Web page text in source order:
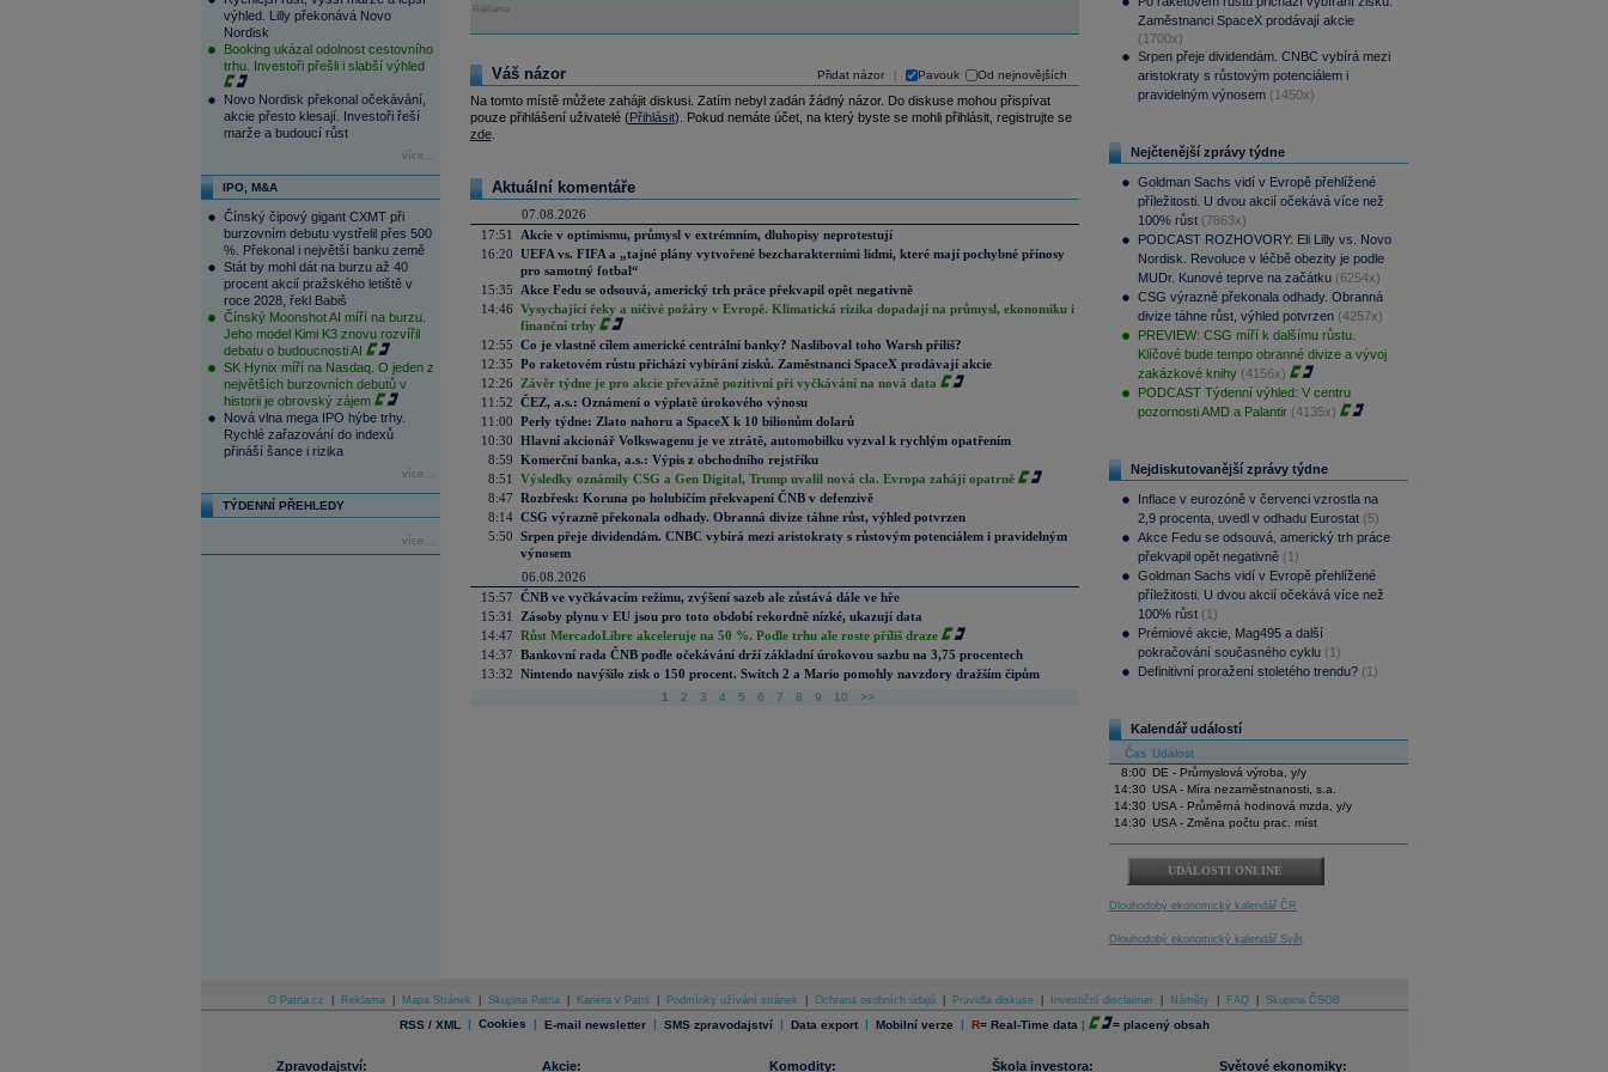
výhled. Lilly překonává Novo
Nordisk
Booking ukázal odolnost cestovního
trhu. Investoři přešli i slabší výhled
Novo Nordisk překonal očekávání,
akcie přesto klesají. Investoři řeší
marže a budoucí růst
více...
IPO, M&A
Čínský čipový gigant CXMT při
burzovním debutu vystřelil přes 500
%. Překonal i největší banku země
Stát by mohl dát na burzu až 40
procent akcií pražského letiště v
roce 2028, řekl Babiš
Čínský Moonshot AI míří na burzu.
Jeho model Kimi K3 znovu rozvířil
debatu o budoucnosti AI
SK Hynix míří na Nasdaq. O jeden z
největších burzovních debutů v
historii je obrovský zájem
Nová vlna mega IPO hýbe trhy.
Rychlé zařazování do indexů
přináší šance i rizika
více...
TÝDENNÍ PŘEHLEDY
více...
Reklama
Přidat názor Pavouk Od nejnovějších
Váš názor
Na tomto místě můžete zahájit diskusi. Zatím nebyl zadán žádný názor. Do diskuse mohou přispívat
pouze přihlášení uživatelé (Přihlásit). Pokud nemáte účet, na který byste se mohli přihlásit, registrujte se
zde.
Aktuální komentáře
07.08.2026
17:51
Akcie v optimismu, průmysl v extrémním, dluhopisy neprotestují
16:20 UEFA vs. FIFA a „tajné plány vytvořené bezcharakterními lidmi, které mají pochybné přínosy
pro samotný fotbal“
15:35
Akce Fedu se odsouvá, americký trh práce překvapil opět negativně
14:46 Vysychající řeky a ničivé požáry v Evropě. Klimatická rizika dopadají na průmysl, ekonomiku i
finanční trhy
12:55 Co je vlastně cílem americké centrální banky? Nasliboval toho Warsh příliš?
12:35 Po raketovém růstu přichází vybírání zisků. Zaměstnanci SpaceX prodávají akcie
12:26
Závěr týdne je pro akcie převážně pozitivní při vyčkávání na nová data
11:52 ČEZ, a.s.: Oznámení o výplatě úrokového výnosu
11:00 Perly týdne: Zlato nahoru a SpaceX k 10 bilionům dolarů
10:30 Hlavní akcionář Volkswagenu je ve ztrátě, automobilku vyzval k rychlým opatřením
8:59 Komerční banka, a.s.: Výpis z obchodního rejstříku
8:51
Výsledky oznámily CSG a Gen Digital, Trump uvalil nová cla. Evropa zahájí opatrně
8:47 Rozbřesk: Koruna po holubičím překvapení ČNB v defenzivě
8:14 CSG výrazně překonala odhady. Obranná divize táhne růst, výhled potvrzen
5:50 Srpen přeje dividendám. CNBC vybírá mezi aristokraty s růstovým potenciálem i pravidelným
výnosem
06.08.2026
15:57 ČNB ve vyčkávacím režimu, zvýšení sazeb ale zůstává dále ve hře
15:31
Zásoby plynu v EU jsou pro toto období rekordně nízké, ukazují data
14:47 Růst MercadoLibre akceleruje na 50 %. Podle trhu ale roste příliš draze
14:37 Bankovní rada ČNB podle očekávání drží základní úrokovou sazbu na 3,75 procentech
13:32 Nintendo navýšilo zisk o 150 procent. Switch 2 a Mario pomohly navzdory dražším čipům
1 2 3 4 5 6 7 8 9 10 >>
Zaměstnanci SpaceX prodávají akcie
(1700x)
Srpen přeje dividendám. CNBC vybírá mezi
aristokraty s růstovým potenciálem i
pravidelným výnosem (1450x)
Nejčtenější zprávy týdne
Goldman Sachs vidí v Evropě přehlížené
příležitosti. U dvou akcií očekává více než
100% růst (7863x)
PODCAST ROZHOVORY: Eli Lilly vs. Novo
Nordisk. Revoluce v léčbě obezity je podle
MUDr. Kunové teprve na začátku (6254x)
CSG výrazně překonala odhady. Obranná
divize táhne růst, výhled potvrzen (4257x)
PREVIEW: CSG míří k dalšímu růstu.
Klíčové bude tempo obranné divize a vývoj
zakázkové knihy (4156x)
PODCAST Týdenní výhled: V centru
pozornosti AMD a Palantir (4135x)
Nejdiskutovanější zprávy týdne
Inflace v eurozóně v červenci vzrostla na
2,9 procenta, uvedl v odhadu Eurostat (5)
Akce Fedu se odsouvá, americký trh práce
překvapil opět negativně (1)
Goldman Sachs vidí v Evropě přehlížené
příležitosti. U dvou akcií očekává více než
100% růst (1)
Prémiové akcie, Mag495 a další
pokračování současného cyklu (1)
Definitivní proražení stoletého trendu? (1)
Kalendář událostí
Čas Událost
8:00
DE - Průmyslová výroba, y/y
14:30 USA - Míra nezaměstnanosti, s.a.
14:30 USA - Průměrná hodinová mzda, y/y
14:30 USA - Změna počtu prac. míst
UDÁLOSTI ONLINE
Dlouhodobý ekonomický kalendář ČR
Dlouhodobý ekonomický kalendář Svět
O Patria.cz Reklama Mapa Stránek Skupina Patria Kariéra v Patrii Podmínky užívání stránek Ochrana osobních údajů Pravidla diskuse Investiční disclaimer Náměty FAQ Skupina ČSOB
RSS / XML | Cookies | E-mail newsletter | SMS zpravodajství | Data export | Mobilní verze | R= Real-Time data | = placený obsah
Zpravodajství: Akcie: Komodity: Škola investora: Světové ekonomiky: